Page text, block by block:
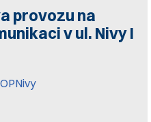
provozu na
v ul. Nivy I